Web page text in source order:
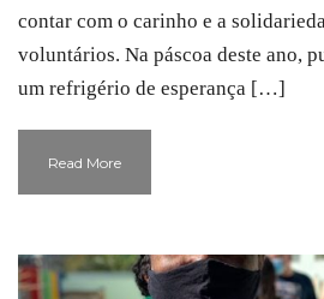
contar com o carinho e a
voluntários. Na páscoa deste ano,
um refrigério de esperança […]
Read More